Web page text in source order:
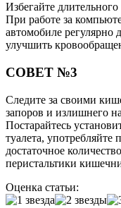
Избегайте
При работе за
автомобиле регулярно
улучшить
СОВЕТ №3
Следите за своими
запоров и излишнего
Постарайтесь
туалета, употребляйте
достаточное
перистальтики
Оценка статьи: